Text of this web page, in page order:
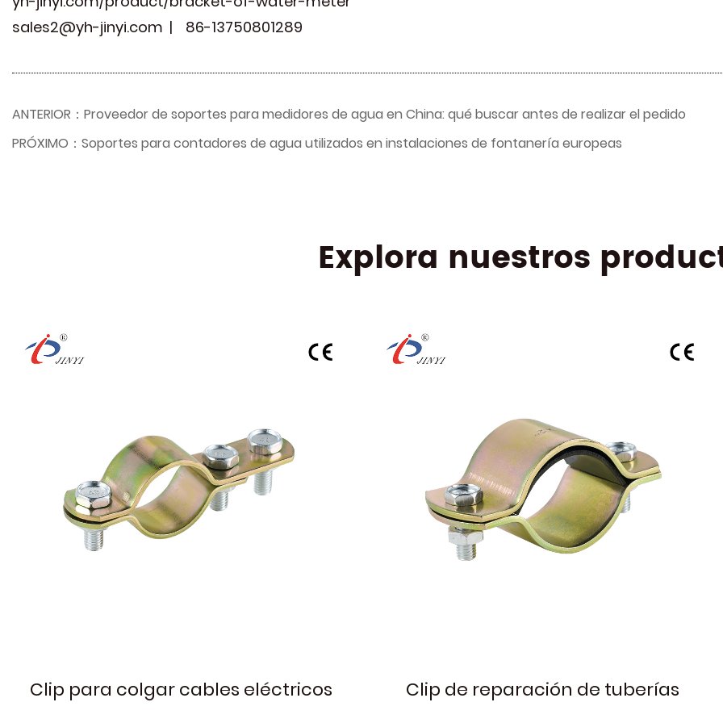
sales2@yh-jinyi.com | 86-13750801289
ANTERIOR：Proveedor de soportes para medidores de agua en China: qué buscar antes de realizar el pedido
PRÓXIMO：Soportes para contadores de agua utilizados en instalaciones de fontanería europeas
Explora nuestros
Clip para colgar cables eléctricos Clip de reparación de tuberías